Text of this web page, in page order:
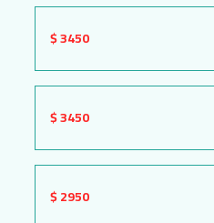
3450 $
3450 $
2950 $